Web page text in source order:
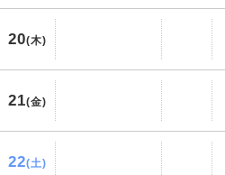
20(木)
21(金)
22(土)